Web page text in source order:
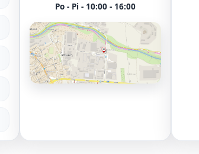
Po - Pi - 10:00 - 16:00